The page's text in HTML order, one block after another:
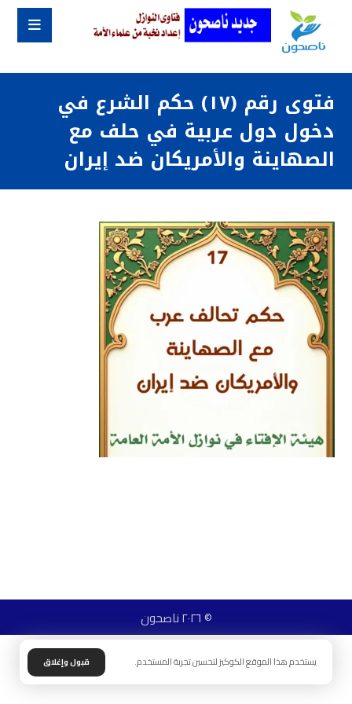
فتوى رقم (١٧) حكم الشرع في
دخول دول عربية في حلف مع
الصهاينة والأمريكان ضد إيران
© ٢٠٢٦ ناصحون
يستخدم هذا الموقع الكوكيز لتحسين تجربة المستخدم. قبول وإغلاق